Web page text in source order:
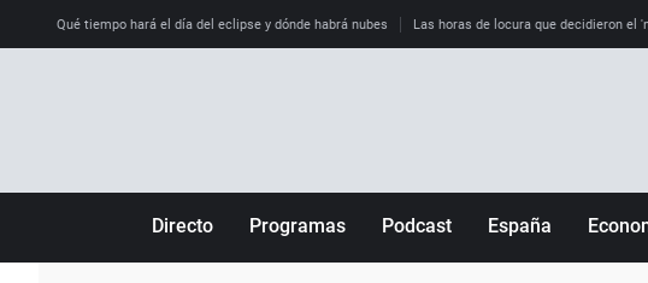
Qué tiempo hará el día del eclipse y dónde habrá nubes Las horas de locura que decidieron el
Directo Programas Podcast España